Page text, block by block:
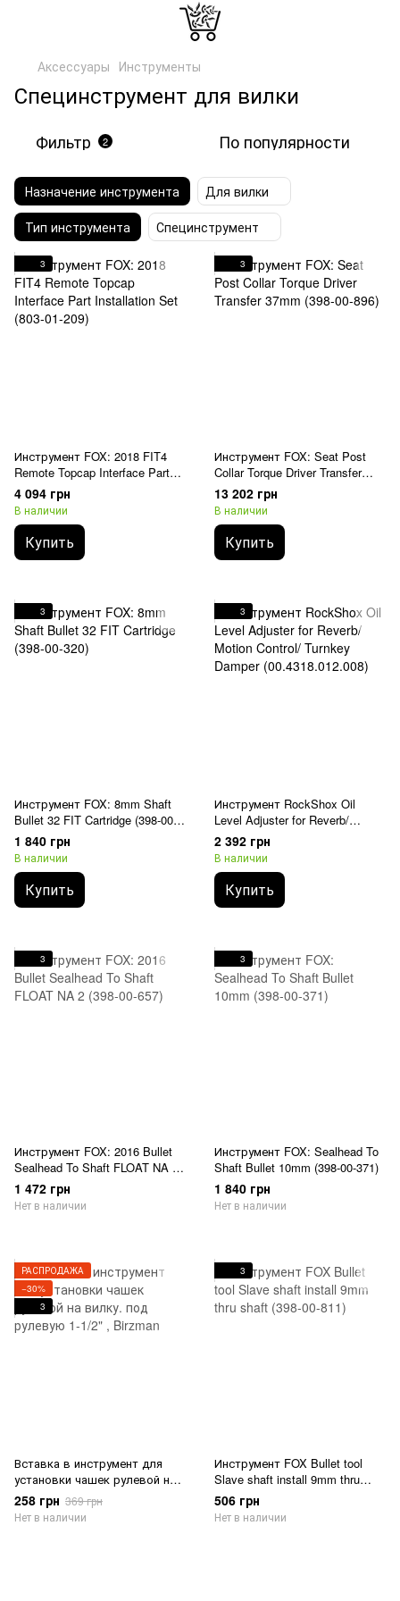
Аксессуары Инструменты
Специнструмент для вилки
Фильтр 2 По популярности
Назначение инструмента
Для вилки
Тип инструмента
Специнструмент
3
Инструмент FOX: 2018 FIT4
Remote Topcap Interface Part
Installation Set (803-01-209)
4 094 грн
В наличии
Купить
3
Инструмент FOX: Seat Post
Collar Torque Driver Transfer
37mm (398-00-896)
13 202 грн
В наличии
Купить
3
Инструмент FOX: 8mm Shaft
Bullet 32 FIT Cartridge (398-00-
320)
1 840 грн
В наличии
Купить
3
Инструмент RockShox Oil
Level Adjuster for Reverb/
Motion Control/ Turnkey Damper
(00.4318.012.008)
2 392 грн
В наличии
Купить
3
Инструмент FOX: 2016 Bullet
Sealhead To Shaft FLOAT NA 2
(398-00-657)
1 472 грн
Нет в наличии
3
Инструмент FOX: Sealhead To
Shaft Bullet 10mm (398-00-371)
1 840 грн
Нет в наличии
РАСПРОДАЖА
−30%
3
Вставка в инструмент для
установки чашек рулевой на
вилку. под рулевую 1-1/2" ,
Birzman
258 грн 369 грн
Нет в наличии
3
Инструмент FOX Bullet tool
Slave shaft install 9mm thru
shaft (398-00-811)
506 грн
Нет в наличии